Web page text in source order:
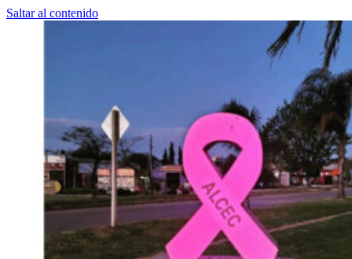
Saltar al contenido